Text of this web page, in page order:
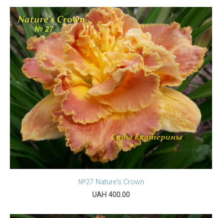
№27 Nature's Crown
UAH 400.00